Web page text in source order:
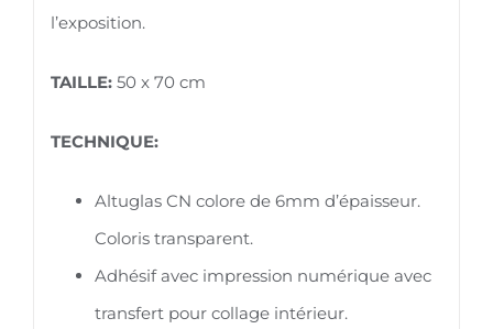
l’exposition.
TAILLE:50 x 70 cm
TECHNIQUE:
Altuglas CN colore de 6mm d’épaisseur.
Coloris transparent.
Adhésif avec impression numérique avec
transfert pour collage intérieur.